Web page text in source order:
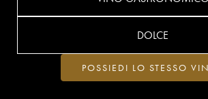
DOLCE
POSSIEDI LO STESSO